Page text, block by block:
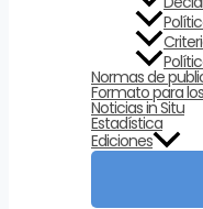
Normas de
Formato para
Noticias in Situ
Estadística
Ediciones